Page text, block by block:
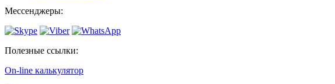
Мессенджеры:
Полезные ссылки:
On-line калькулятор